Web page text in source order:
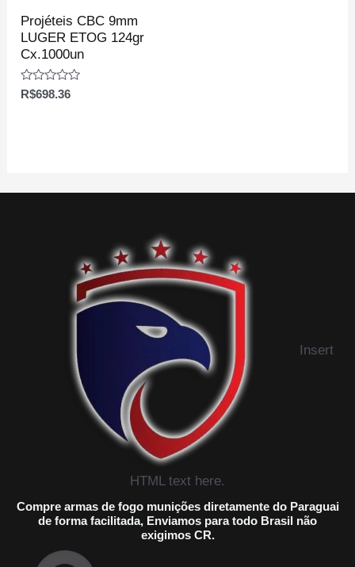
Projéteis CBC 9mm
LUGER ETOG 124gr
Cx.1000un
Avaliação
R$698.36
Insert
HTML text here.
Compre armas de fogo munições diretamente do Paraguai
de forma facilitada, Enviamos para todo Brasil não
exigimos CR.